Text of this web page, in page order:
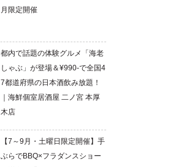
月限定開催
都内で話題の体験グルメ「海老
しゃぶ」が登場＆¥990-で全国4
7都道府県の日本酒飲み放題！
｜海鮮個室居酒屋 二ノ宮 本厚
木店
【7～9月・土曜日限定開催】手
ぶらでBBQ×フラダンスショー